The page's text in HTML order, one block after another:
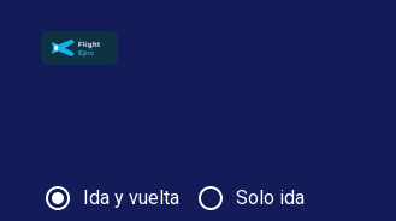
Ida y vuelta Solo ida